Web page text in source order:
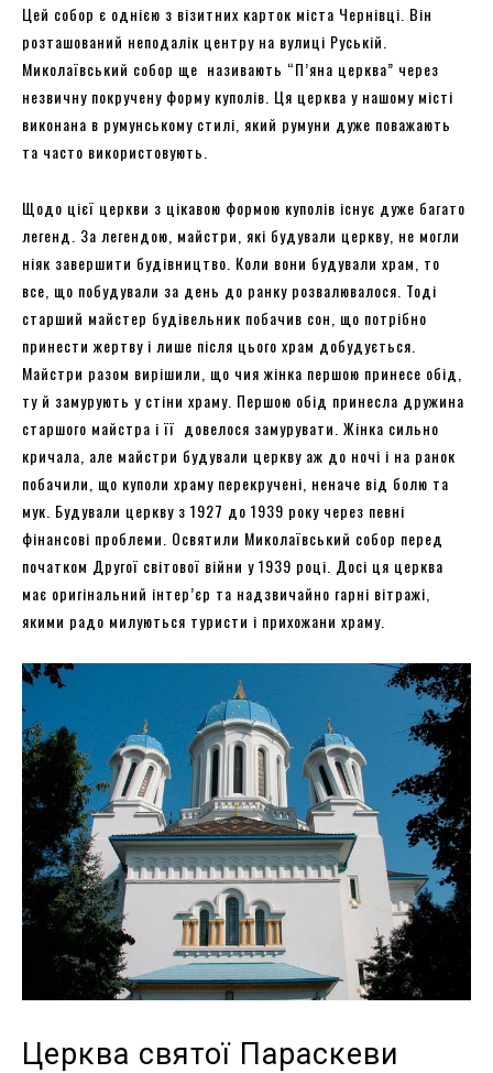
Цей собор є однією з візитних карток міста Чернівці. Він
розташований неподалік центру на вулиці Руській.
Миколаївський собор ще називають “П’яна церква” через
незвичну покручену форму куполів. Ця церква у нашому місті
виконана в румунському стилі, який румуни дуже поважають
та часто використовують.
Щодо цієї церкви з цікавою формою куполів існує дуже багато
легенд. За легендою, майстри, які будували церкву, не могли
ніяк завершити будівництво. Коли вони будували храм, то
все, що побудували за день до ранку розвалювалося. Тоді
старший майстер будівельник побачив сон, що потрібно
принести жертву і лише після цього храм добудується.
Майстри разом вирішили, що чия жінка першою принесе обід,
ту й замурують у стіни храму. Першою обід принесла дружина
старшого майстра і її довелося замурувати. Жінка сильно
кричала, але майстри будували церкву аж до ночі і на ранок
побачили, що куполи храму перекручені, неначе від болю та
мук. Будували церкву з 1927 до 1939 року через певні
фінансові проблеми. Освятили Миколаївський собор перед
початком Другої світової війни у 1939 році. Досі ця церква
має оригінальний інтер’єр та надзвичайно гарні вітражі,
якими радо милуються туристи і прихожани храму.
Церква святої Параскеви